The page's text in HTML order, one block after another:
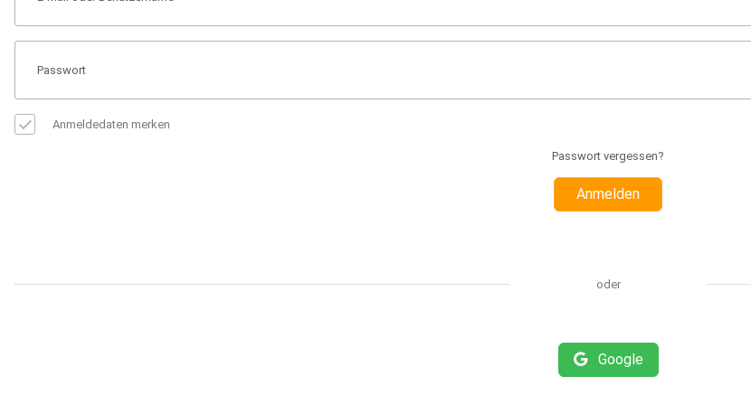
Anmeldedaten merken
Passwort vergessen?
Anmelden
oder
Google